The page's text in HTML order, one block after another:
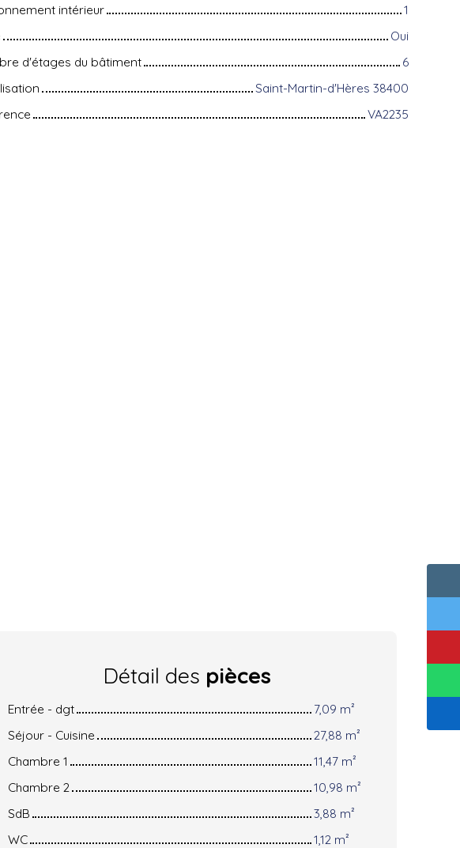
intérieur
1
Oui
d'étages du bâtiment
6
Saint-Martin-d'Hères 38400
VA2235
Détail des pièces
Entrée - dgt
7,09 m²
Séjour - Cuisine
27,88 m²
Chambre 1
11,47 m²
Chambre 2
10,98 m²
SdB
3,88 m²
WC
1,12 m²